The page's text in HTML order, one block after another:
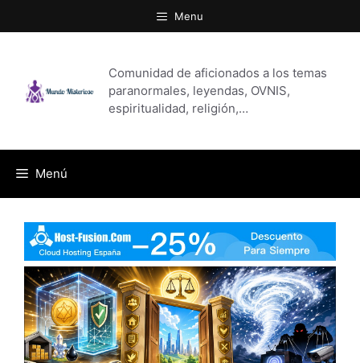
al
Menu
Comunidad de aficionados a los temas
paranormales, leyendas, OVNIS,
espiritualidad, religión,…
Menú